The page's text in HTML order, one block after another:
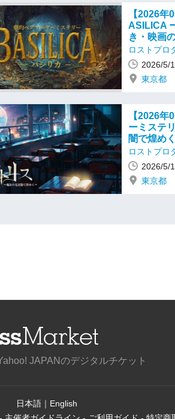
【2026
ASILICA
き・映画
ロストプロ
2026/5/
東京都
【2026
ーミステ
闇で煌め
ロストプロ
2026/5/
東京都
JAPANのデジタルチケット
日本語 ｜ English